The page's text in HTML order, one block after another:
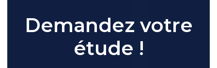
Demandez votre
étude !